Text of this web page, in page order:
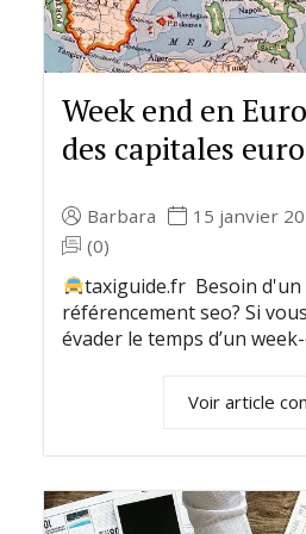
Week end en
des capitales
Barbara 15 janvier
(0)
taxiguide.fr Besoin
référencement seo? Si
évader le temps d’un
Voir article